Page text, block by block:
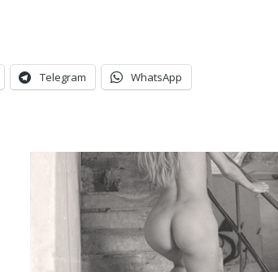
Telegram WhatsApp